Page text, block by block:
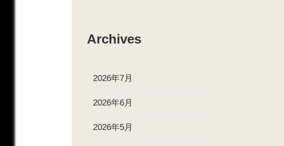
Archives
2026年7月
2026年6月
2026年5月